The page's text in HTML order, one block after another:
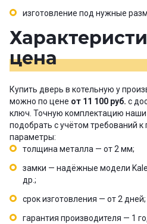
изготовление под нужные
цена
Купить дверь в котельную у
можно по цене от 11 100 руб. с
ключ. Точную комплектацию
подобрать с учётом требований
параметры:
толщина металла — от 2 мм;
замки — надёжные модели
др.;
срок изготовления — от 2 дней;
гарантия производителя — 1